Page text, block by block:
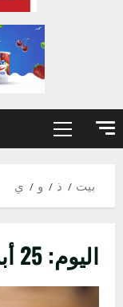
القائمة
بيت ذ و ي
اليوم:25 أبريل، 2025